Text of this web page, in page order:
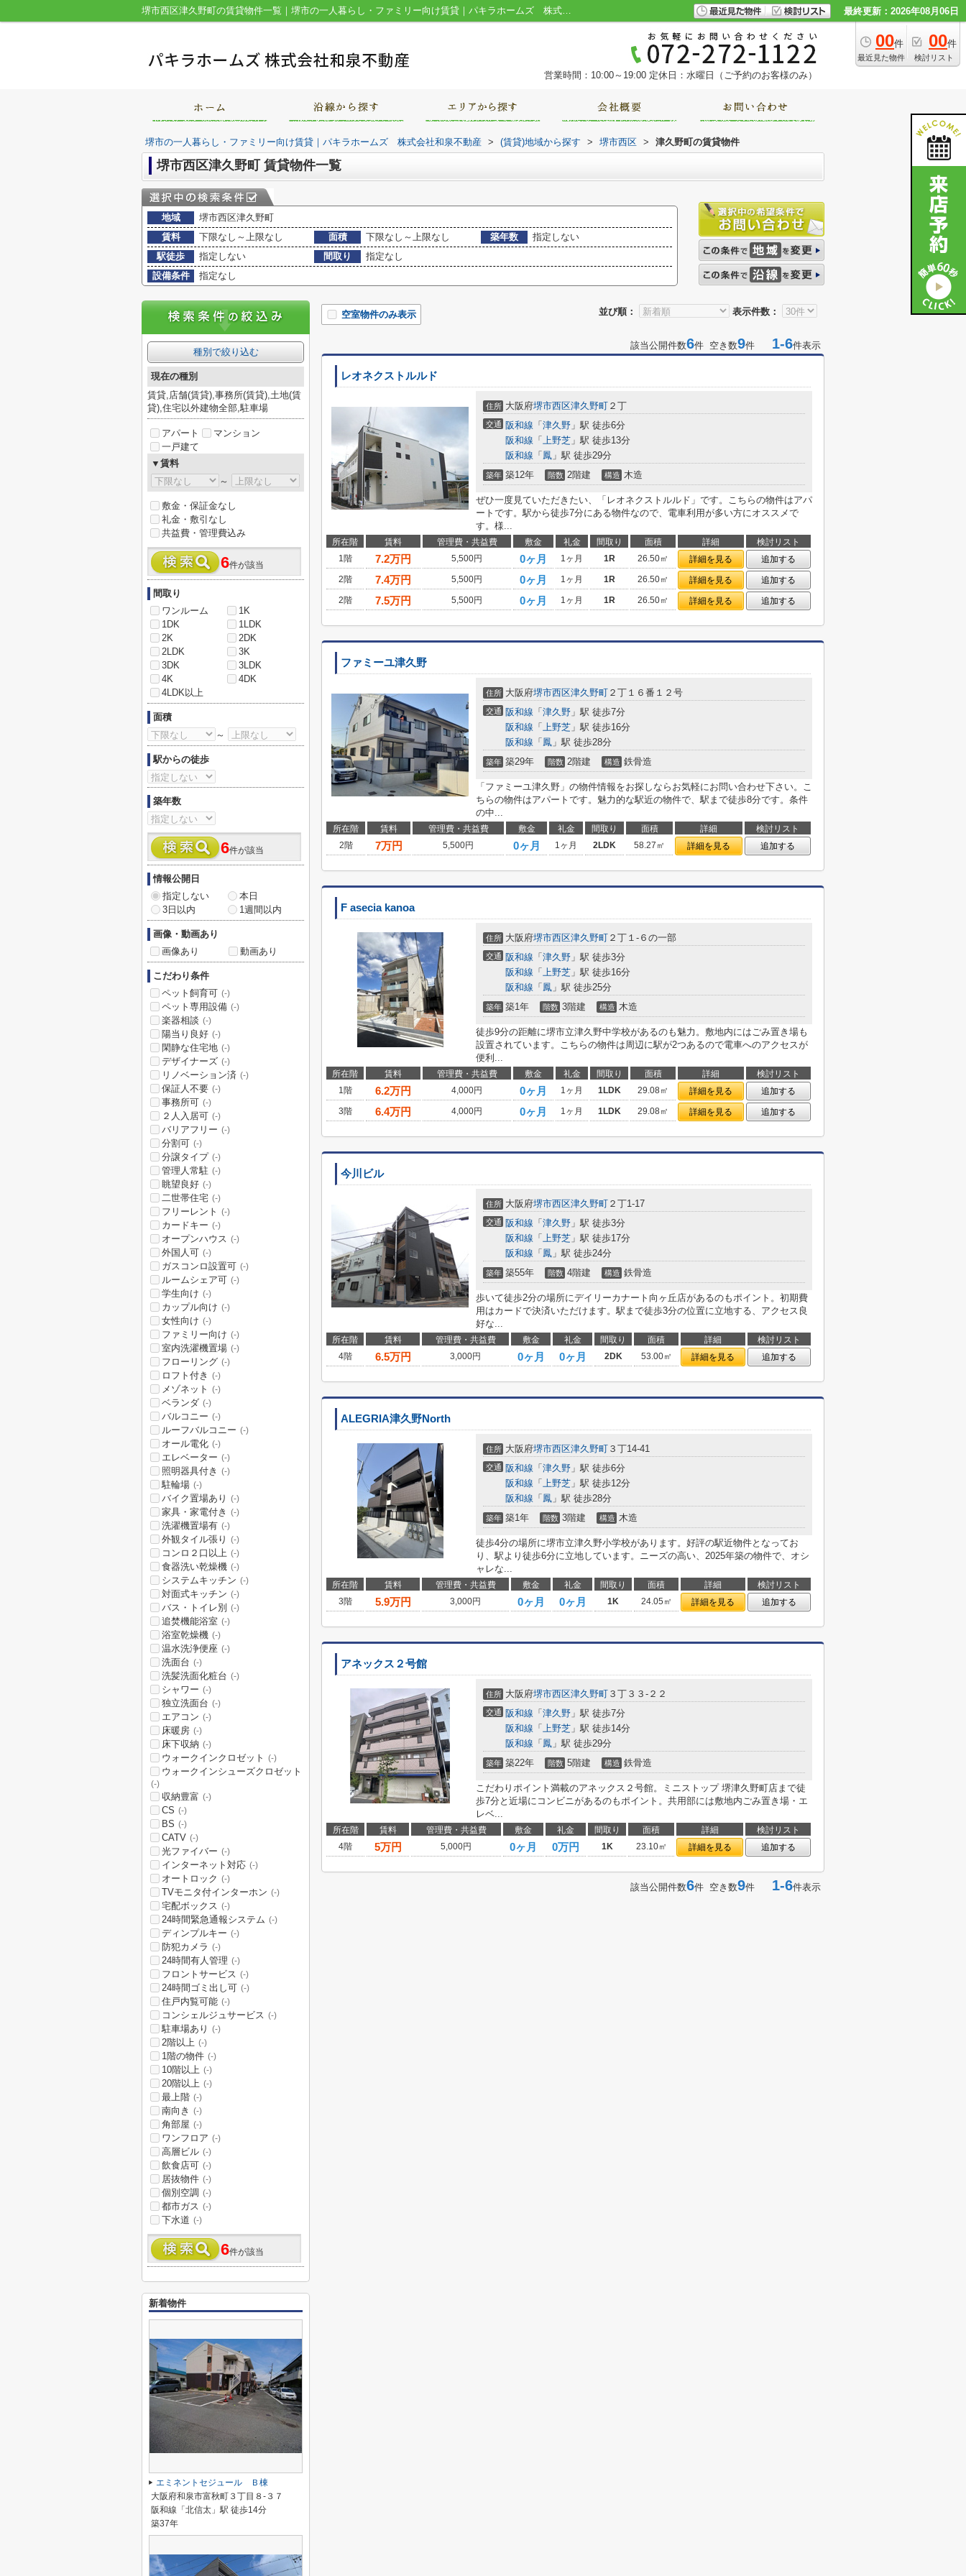
堺市西区津久野町の賃貸物件一覧｜堺市の一人暮らし・ファミリー向け賃貸｜パキラホームズ 株式会社和泉不動産 最終更新：2026年08月06日
00件
最近見た物件
00件
検討リスト
営業時間：10:00～19:00 定休日：水曜日（ご予約のお客様のみ）
堺市の一人暮らし・ファミリー向け賃貸｜パキラホームズ 株式会社和泉不動産 > (賃貸)地域から探す > 堺市西区 > 津久野町の賃貸物件
堺市西区津久野町 賃貸物件一覧
地域
堺市西区津久野町
賃料
下限なし～上限なし 面積 下限なし～上限なし 築年数
指定しない
駅徒歩
指定しない 間取り
指定なし
設備条件
指定なし
並び順： 表示件数：
空室物件のみ表示
該当公開件数6件 空き数9件 1-6件表示
レオネクストルルド
住所 大阪府堺市西区津久野町 ２丁
交通 阪和線 「 津久野 」駅 徒歩6分
阪和線 「 上野芝 」駅 徒歩13分
阪和線 「 鳳 」駅 徒歩29分
築年 築12年 階数 2階建 構造 木造
ぜひ一度見ていただきたい、「レオネクストルルド」です。こちらの物件はアパ
ートです。駅から徒歩7分にある物件なので、電車利用が多い方にオススメで
す。様...
所在階 賃料 管理費・共益費 敷金 礼金 間取り 面積 詳細
検討リスト
1階
7.2万円 5,500円 0ヶ月 1ヶ月 1R 26.50㎡ 詳細を見る
追加する
2階
7.4万円 5,500円 0ヶ月 1ヶ月 1R 26.50㎡ 詳細を見る
追加する
2階
7.5万円 5,500円 0ヶ月 1ヶ月 1R 26.50㎡ 詳細を見る 追加する
ファミーユ津久野
住所 大阪府堺市西区津久野町 ２丁１６番１２号
交通 阪和線 「 津久野 」駅 徒歩7分
阪和線 「 上野芝 」駅 徒歩16分
阪和線 「 鳳 」駅 徒歩28分
築年 築29年 階数 2階建 構造 鉄骨造
「ファミーユ津久野」の物件情報をお探しならお気軽にお問い合わせ下さい。こ
ちらの物件はアパートです。魅力的な駅近の物件で、駅まで徒歩8分です。条件
の中...
所在階 賃料 管理費・共益費 敷金 礼金 間取り 面積 詳細
検討リスト
2階
7万円 5,500円 0ヶ月 1ヶ月 2LDK 58.27㎡ 詳細を見る 追加する
F asecia kanoa
住所 大阪府堺市西区津久野町 ２丁１-６の一部
交通 阪和線 「 津久野 」駅 徒歩3分
阪和線 「 上野芝 」駅 徒歩16分
阪和線 「 鳳 」駅 徒歩25分
築年 築1年 階数 3階建 構造 木造
徒歩9分の距離に堺市立津久野中学校があるのも魅力。敷地内にはごみ置き場も
設置されています。こちらの物件は周辺に駅が2つあるので電車へのアクセスが
便利...
所在階 賃料 管理費・共益費 敷金 礼金 間取り 面積 詳細
検討リスト
1階
6.2万円 4,000円 0ヶ月 1ヶ月 1LDK 29.08㎡ 詳細を見る
追加する
3階
6.4万円 4,000円 0ヶ月 1ヶ月 1LDK 29.08㎡ 詳細を見る 追加する
今川ビル
住所 大阪府堺市西区津久野町 ２丁1-17
交通 阪和線 「 津久野 」駅 徒歩3分
阪和線 「 上野芝 」駅 徒歩17分
阪和線 「 鳳 」駅 徒歩24分
築年 築55年 階数 4階建 構造 鉄骨造
歩いて徒歩2分の場所にデイリーカナート向ヶ丘店があるのもポイント。初期費
用はカードで決済いただけます。駅まで徒歩3分の位置に立地する、アクセス良
好な...
所在階 賃料 管理費・共益費 敷金 礼金 間取り 面積 詳細
検討リスト
4階
6.5万円 3,000円 0ヶ月 0ヶ月 2DK 53.00㎡ 詳細を見る 追加する
ALEGRIA津久野North
住所 大阪府堺市西区津久野町 ３丁14-41
交通 阪和線 「 津久野 」駅 徒歩6分
阪和線 「 上野芝 」駅 徒歩12分
阪和線 「 鳳 」駅 徒歩28分
築年 築1年 階数 3階建 構造 木造
徒歩4分の場所に堺市立津久野小学校があります。好評の駅近物件となってお
り、駅より徒歩6分に立地しています。ニーズの高い、2025年築の物件で、オシ
ャレな...
所在階 賃料 管理費・共益費 敷金 礼金 間取り 面積 詳細
検討リスト
3階
5.9万円 3,000円 0ヶ月 0ヶ月 1K 24.05㎡ 詳細を見る 追加する
アネックス２号館
住所 大阪府堺市西区津久野町 ３丁３３-２２
交通 阪和線 「 津久野 」駅 徒歩7分
阪和線 「 上野芝 」駅 徒歩14分
阪和線 「 鳳 」駅 徒歩29分
築年 築22年 階数 5階建 構造 鉄骨造
こだわりポイント満載のアネックス２号館。ミニストップ 堺津久野町店まで徒
歩7分と近場にコンビニがあるのもポイント。共用部には敷地内ごみ置き場・エ
レベ...
所在階 賃料 管理費・共益費 敷金 礼金 間取り 面積 詳細
検討リスト
4階
5万円 5,000円 0ヶ月 0万円 1K 23.10㎡ 詳細を見る 追加する
該当公開件数6件 空き数9件 1-6件表示
種別で絞り込む
現在の種別
賃貸,店舗(賃貸),事務所(賃貸),土地(賃
貸),住宅以外建物全部,駐車場
アパート
マンション
一戸建て
▼賃料
～
敷金・保証金なし
礼金・敷引なし
共益費・管理費込み
6件が該当
間取り
ワンルーム
1K
1DK
1LDK
2K
2DK
2LDK
3K
3DK
3LDK
4K
4DK
4LDK以上
面積
～
駅からの徒歩
築年数
6件が該当
情報公開日
指定しない
本日
3日以内
1週間以内
画像・動画あり
画像あり
動画あり
こだわり条件
ペット飼育可 (-)
ペット専用設備 (-)
楽器相談 (-)
陽当り良好 (-)
閑静な住宅地 (-)
デザイナーズ (-)
リノベーション済 (-)
保証人不要 (-)
事務所可 (-)
２人入居可 (-)
バリアフリー (-)
分割可 (-)
分譲タイプ (-)
管理人常駐 (-)
眺望良好 (-)
二世帯住宅 (-)
フリーレント (-)
カードキー (-)
オープンハウス (-)
外国人可 (-)
ガスコンロ設置可 (-)
ルームシェア可 (-)
学生向け (-)
カップル向け (-)
女性向け (-)
ファミリー向け (-)
室内洗濯機置場 (-)
フローリング (-)
ロフト付き (-)
メゾネット (-)
ベランダ (-)
バルコニー (-)
ルーフバルコニー (-)
オール電化 (-)
エレベーター (-)
照明器具付き (-)
駐輪場 (-)
バイク置場あり (-)
家具・家電付き (-)
洗濯機置場有 (-)
外観タイル張り (-)
コンロ２口以上 (-)
食器洗い乾燥機 (-)
システムキッチン (-)
対面式キッチン (-)
バス・トイレ別 (-)
追焚機能浴室 (-)
浴室乾燥機 (-)
温水洗浄便座 (-)
洗面台 (-)
洗髪洗面化粧台 (-)
シャワー (-)
独立洗面台 (-)
エアコン (-)
床暖房 (-)
床下収納 (-)
ウォークインクロゼット (-)
ウォークインシューズクロゼット
(-)
収納豊富 (-)
CS (-)
BS (-)
CATV (-)
光ファイバー (-)
インターネット対応 (-)
オートロック (-)
TVモニタ付インターホン (-)
宅配ボックス (-)
24時間緊急通報システム (-)
ディンプルキー (-)
防犯カメラ (-)
24時間有人管理 (-)
フロントサービス (-)
24時間ゴミ出し可 (-)
住戸内覧可能 (-)
コンシェルジュサービス (-)
駐車場あり (-)
2階以上 (-)
1階の物件 (-)
10階以上 (-)
20階以上 (-)
最上階 (-)
南向き (-)
角部屋 (-)
ワンフロア (-)
高層ビル (-)
飲食店可 (-)
居抜物件 (-)
個別空調 (-)
都市ガス (-)
下水道 (-)
6件が該当
新着物件
エミネントセジュール Ｂ棟
大阪府和泉市富秋町３丁目８-３７
阪和線「北信太」駅 徒歩14分
築37年